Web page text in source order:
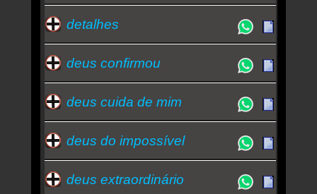
detalhes
deus confirmou
deus cuida de mim
deus do impossível
deus extraordinário